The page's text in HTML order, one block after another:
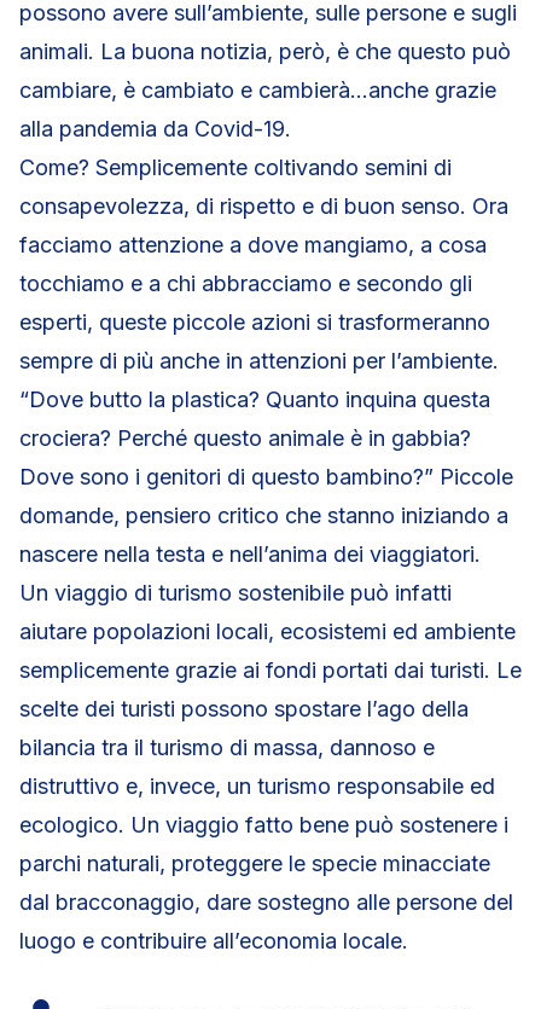
possono avere sull’ambiente, sulle persone e sugli
animali. La buona notizia, però, è che questo può
cambiare, è cambiato e cambierà…anche grazie
alla pandemia da Covid-19.
Come? Semplicemente coltivando semini di
consapevolezza, di rispetto e di buon senso. Ora
facciamo attenzione a dove mangiamo, a cosa
tocchiamo e a chi abbracciamo e secondo gli
esperti, queste piccole azioni si trasformeranno
sempre di più anche in attenzioni per l’ambiente.
“Dove butto la plastica? Quanto inquina questa
crociera? Perché questo animale è in gabbia?
Dove sono i genitori di questo bambino?” Piccole
domande, pensiero critico che stanno iniziando a
nascere nella testa e nell’anima dei viaggiatori.
Un viaggio di turismo sostenibile può infatti
aiutare popolazioni locali, ecosistemi ed ambiente
semplicemente grazie ai fondi portati dai turisti. Le
scelte dei turisti possono spostare l’ago della
bilancia tra il turismo di massa, dannoso e
distruttivo e, invece, un turismo responsabile ed
ecologico. Un viaggio fatto bene può sostenere i
parchi naturali, proteggere le specie minacciate
dal bracconaggio, dare sostegno alle persone del
luogo e contribuire all’economia locale.